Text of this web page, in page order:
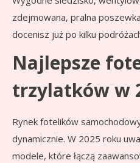
zdejmowana, pralna
docenisz już po kilku
Najlepsze
trzylatków w
Rynek fotelików
dynamicznie. W 2025 roku
modele, które łączą